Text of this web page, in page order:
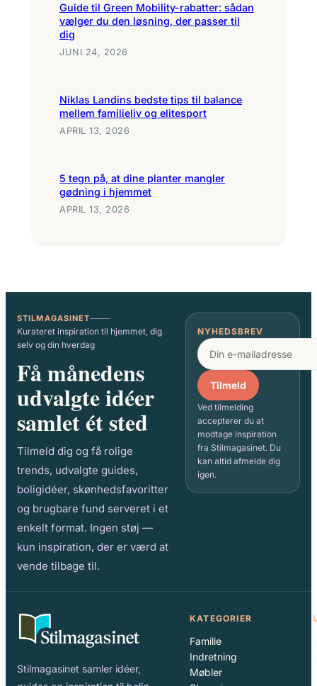
Guide til Green Mobility-rabatter: sådan
vælger du den løsning, der passer til
dig
JUNI 24, 2026
Niklas Landins bedste tips til balance
mellem familieliv og elitesport
APRIL 13, 2026
5 tegn på, at dine planter mangler
gødning i hjemmet
APRIL 13, 2026
STILMAGASINET
Kurateret inspiration til hjemmet, dig
selv og din hverdag
Få månedens
udvalgte idéer
samlet ét sted
Tilmeld dig og få rolige
trends, udvalgte guides,
boligidéer, skønhedsfavoritter
og brugbare fund serveret i et
enkelt format. Ingen støj —
kun inspiration, der er værd at
vende tilbage til.
NYHEDSBREV
Tilmeld
Ved tilmelding
accepterer du at
modtage inspiration
fra Stilmagasinet. Du
kan altid afmelde dig
igen.
Stilmagasinet samler idéer,
KATEGORIER
Familie
Indretning
Møbler